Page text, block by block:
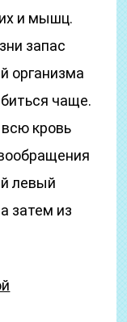
и мышц.
запас
организма
чаще.
кровь
левый
затем из